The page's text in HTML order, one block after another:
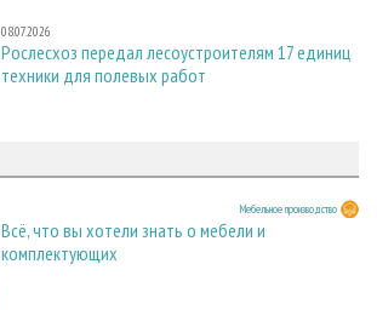
08.07.2026
Рослесхоз передал лесоустроителям 17 единиц
техники для полевых работ
Мебельное производство
Всё, что вы хотели знать о мебели и
комплектующих